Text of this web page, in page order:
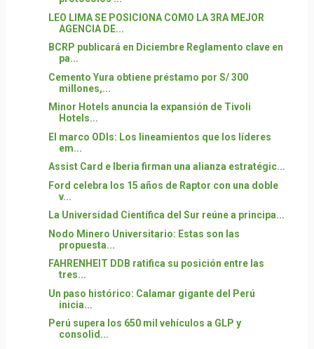
LEO LIMA SE POSICIONA COMO LA 3RA MEJOR
AGENCIA DE...
BCRP publicará en Diciembre Reglamento clave en
pa...
Cemento Yura obtiene préstamo por S/ 300
millones,...
Minor Hotels anuncia la expansión de Tivoli
Hotels...
El marco ODIs: Los lineamientos que los líderes
em...
Assist Card e Iberia firman una alianza estratégic...
Ford celebra los 15 años de Raptor con una doble
v...
La Universidad Científica del Sur reúne a principa...
Nodo Minero Universitario: Estas son las
propuesta...
FAHRENHEIT DDB ratifica su posición entre las
tres...
Un paso histórico: Calamar gigante del Perú
inicia...
Perú supera los 650 mil vehículos a GLP y
consolid...